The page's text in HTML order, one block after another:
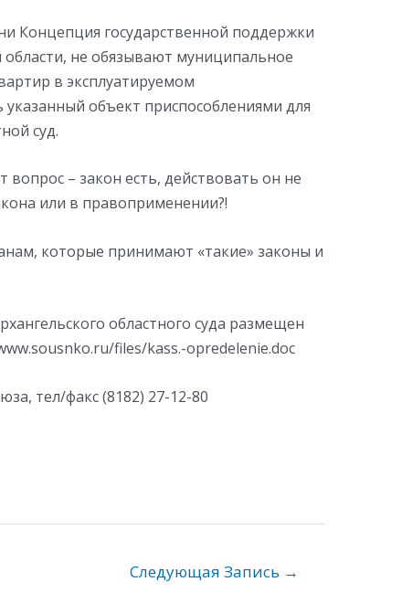
Концепция государственной поддержки
не обязывают муниципальное
в эксплуатируемом
объект приспособлениями для
суд.
– закон есть, действовать он не
или в правоприменении?!
которые принимают «такие» законы и
областного суда размещен
files/kass.-opredelenie.doc
тел/факс (8182) 27-12-80
Следующая Запись →